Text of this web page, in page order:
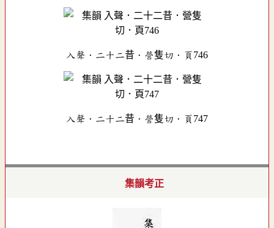
入聲．二十二昔．營隻切．頁746
入聲．二十二昔．營隻切．頁747
集韻考正